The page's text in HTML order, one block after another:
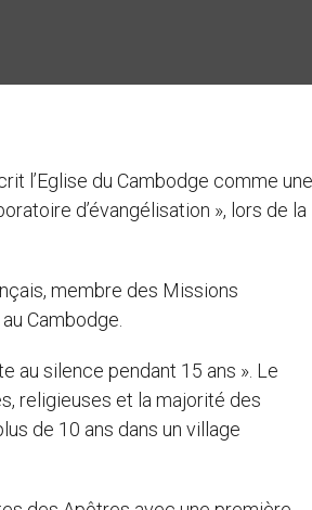
l’Eglise du Cambodge comme une
d’évangélisation », lors de la
membre des Missions
Cambodge.
au silence pendant 15 ans ». Le
religieuses et la majorité des
de 10 ans dans un village